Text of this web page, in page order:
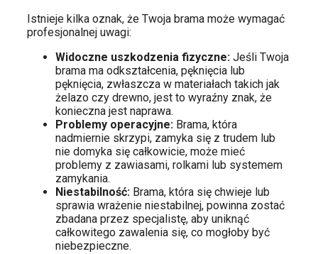
Istnieje kilka oznak, że Twoja brama może wymagać
profesjonalnej uwagi:
Widoczne uszkodzenia fizyczne: Jeśli Twoja
brama ma odkształcenia, pęknięcia lub
pęknięcia, zwłaszcza w materiałach takich jak
żelazo czy drewno, jest to wyraźny znak, że
konieczna jest naprawa.
Problemy operacyjne: Brama, która
nadmiernie skrzypi, zamyka się z trudem lub
nie domyka się całkowicie, może mieć
problemy z zawiasami, rolkami lub systemem
zamykania.
Niestabilność: Brama, która się chwieje lub
sprawia wrażenie niestabilnej, powinna zostać
zbadana przez specjalistę, aby uniknąć
całkowitego zawalenia się, co mogłoby być
niebezpieczne.